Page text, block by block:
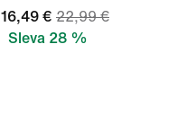
16,49 € 22,99 €
Sleva 28 %